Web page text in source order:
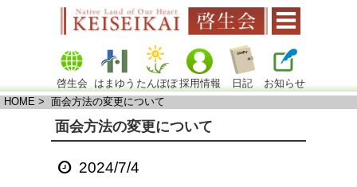
啓生会 はまゆう たんぽぽ採用情報 日記
お知らせ
HOME > 面会方法の変更について
面会方法の変更について
2024/7/4